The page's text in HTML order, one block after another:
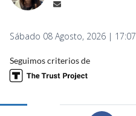
Sábado 08 Agosto, 2026 | 17:07
Seguimos criterios de